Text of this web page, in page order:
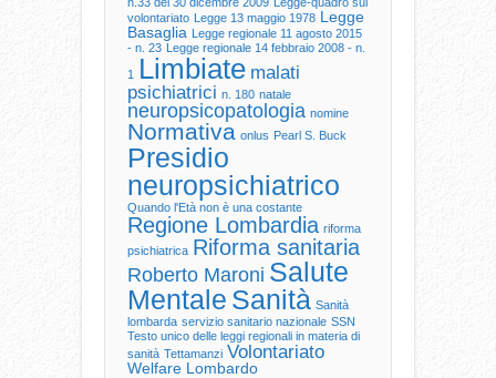
volontariato Legge 13 maggio 1978 Legge
Basaglia Legge regionale 11 agosto 2015
- n. 23 Legge regionale 14 febbraio 2008 - n.
1
Limbiate malati
psichiatrici n. 180 natale
neuropsicopatologia nomine
Normativa onlus Pearl S. Buck
Presidio
neuropsichiatrico
Quando l'Età non è una costante
Regione Lombardia riforma
psichiatrica Riforma sanitaria
Roberto Maroni Salute
Mentale Sanità Sanità
lombarda servizio sanitario nazionale SSN
Testo unico delle leggi regionali in materia di
sanità Tettamanzi Volontariato
Welfare Lombardo